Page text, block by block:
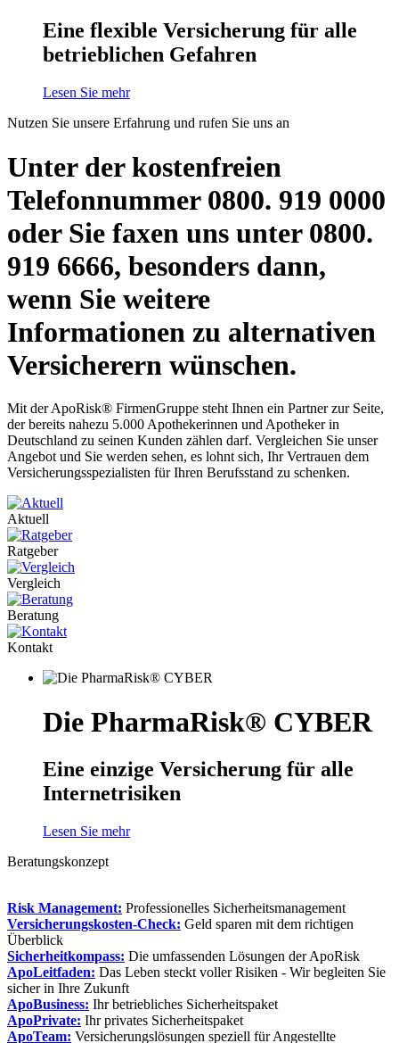
Eine flexible Versicherung für alle
betrieblichen Gefahren
Lesen Sie mehr
Nutzen Sie unsere Erfahrung und rufen Sie uns an
Unter der kostenfreien
Telefonnummer 0800. 919 0000
oder Sie faxen uns unter 0800.
919 6666, besonders dann,
wenn Sie weitere
Informationen zu alternativen
Versicherern wünschen.
Mit der ApoRisk® FirmenGruppe steht Ihnen ein Partner zur Seite,
der bereits nahezu 5.000 Apothekerinnen und Apotheker in
Deutschland zu seinen Kunden zählen darf. Vergleichen Sie unser
Angebot und Sie werden sehen, es lohnt sich, Ihr Vertrauen dem
Versicherungsspezialisten für Ihren Berufsstand zu schenken.
Aktuell
Ratgeber
Vergleich
Beratung
Kontakt
Die PharmaRisk® CYBER
Eine einzige Versicherung für alle
Internetrisiken
Lesen Sie mehr
Beratungskonzept
Risk Management: Professionelles Sicherheitsmanagement
Versicherungskosten-Check: Geld sparen mit dem richtigen
Überblick
Sicherheitkompass: Die umfassenden Lösungen der ApoRisk
ApoLeitfaden: Das Leben steckt voller Risiken - Wir begleiten Sie
sicher in Ihre Zukunft
ApoBusiness: Ihr betriebliches Sicherheitspaket
ApoPrivate: Ihr privates Sicherheitspaket
ApoTeam: Versicherungslösungen speziell für Angestellte